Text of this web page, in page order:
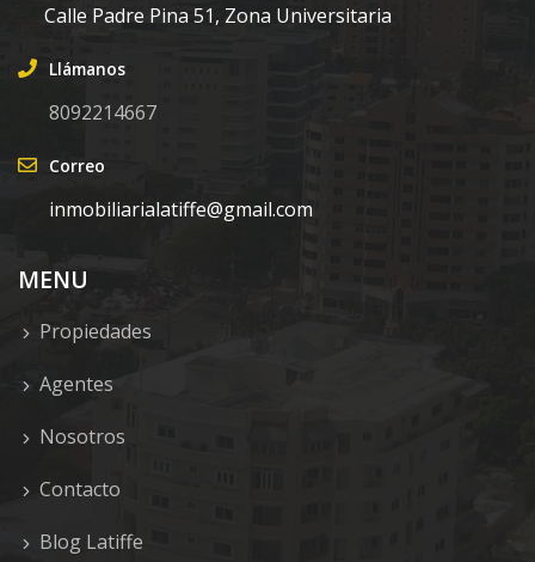
Calle Padre Pina 51, Zona Universitaria
Llámanos
8092214667
Correo
inmobiliarialatiffe@gmail.com
MENU
Propiedades
Agentes
Nosotros
Contacto
Blog Latiffe